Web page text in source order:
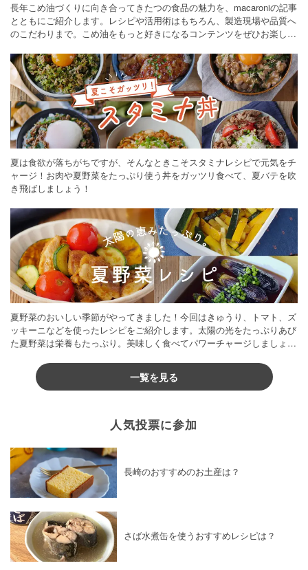
長年こめ油づくりに向き合ってきたつの食品の魅力を、macaroniの記事
とともにご紹介します。レシピや活用術はもちろん、製造現場や品質へ
のこだわりまで。こめ油をもっと好きになるコンテンツをぜひお楽しみ
夏は食欲が落ちがちですが、そんなときこそスタミナレシピで元気をチ
ャージ！お肉や夏野菜をたっぷり使う丼をガッツリ食べて、夏バテを吹
き飛ばしましょう！
夏野菜のおいしい季節がやってきました！今回はきゅうり、トマト、ズ
ッキーニなどを使ったレシピをご紹介します。太陽の光をたっぷりあび
た夏野菜は栄養もたっぷり。美味しく食べてパワーチャージしましょう
一覧を見る
人気投票に参加
長崎のおすすめのお土産は？
さば水煮缶を使うおすすめレシピは？